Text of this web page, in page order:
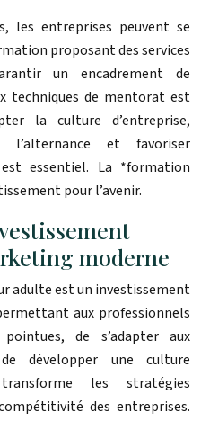
les entreprises peuvent se
proposant des services
un encadrement de
techniques de mentorat est
la culture d’entreprise,
et favoriser
essentiel. La *formation
pour l’avenir.
moderne
adulte est un investissement
aux professionnels
pointues, de s’adapter aux
développer une culture
transforme les stratégies
des entreprises.